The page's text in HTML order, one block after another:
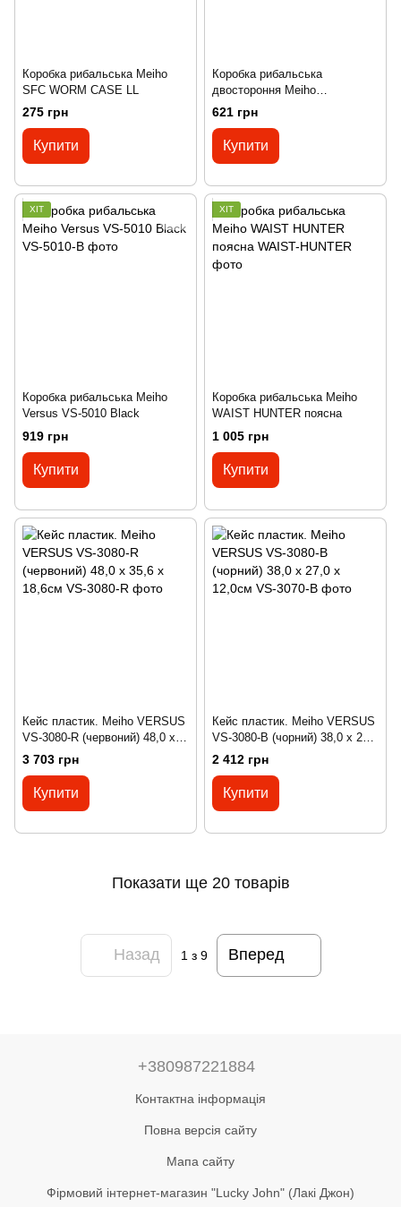
Коробка рибальська Meiho
SFC WORM CASE LL
275 грн
Купити
Коробка рибальська
двостороння Meiho
REVERSIBLE 120
621 грн
Купити
ХІТ
Коробка рибальська Meiho
Versus VS-5010 Black
919 грн
Купити
ХІТ
Коробка рибальська Meiho
WAIST HUNTER поясна
1 005 грн
Купити
Кейс пластик. Meiho VERSUS
VS-3080-R (червоний) 48,0 х
35,6 х 18,6см
3 703 грн
Купити
Кейс пластик. Meiho VERSUS
VS-3080-B (чорний) 38,0 х 27,0
х 12,0см
2 412 грн
Купити
Показати ще 20 товарів
Назад 1 з 9 Вперед
+380987221884
Контактна інформація
Повна версія сайту
Мапа сайту
Фірмовий інтернет-магазин "Lucky John" (Лакі Джон)